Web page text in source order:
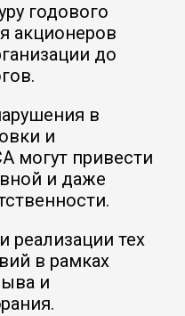
годового
акционеров
до
в
и
могут привести
и даже
реализации тех
в рамках
и